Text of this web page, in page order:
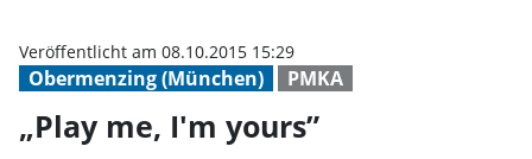
Obermenzing (München) PMKA
Veröffentlicht am 08.10.2015 15:29
„Play me, I'm yours”